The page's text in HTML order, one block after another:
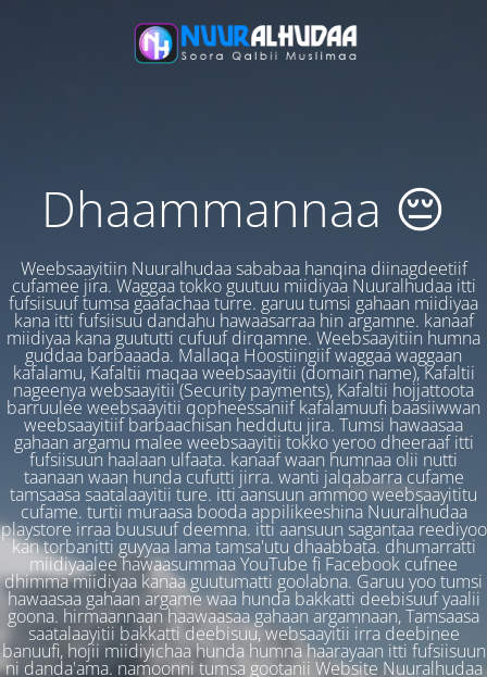
Dhaammannaa 😔
Weebsaayitiin Nuuralhudaa sababaa hanqina diinagdeetiif
cufamee jira. Waggaa tokko guutuu miidiyaa Nuuralhudaa itti
fufsiisuuf tumsa gaafachaa turre. garuu tumsi gahaan miidiyaa
kana itti fufsiisuu dandahu hawaasarraa hin argamne. kanaaf
miidiyaa kana guututti cufuuf dirqamne. Weebsaayitiin humna
guddaa barbaaada. Mallaqa Hoostiingiif waggaa waggaan
kafalamu, Kafaltii maqaa weebsaayitii (domain name), Kafaltii
nageenya websaayitii (Security payments), Kafaltii hojjattoota
barruulee weebsaayitii qopheessaniif kafalamuufi baasiiwwan
weebsaayitiif barbaachisan heddutu jira. Tumsi hawaasaa
gahaan argamu malee weebsaayitii tokko yeroo dheeraaf itti
fufsiisuun haalaan ulfaata. kanaaf waan humnaa olii nutti
taanaan waan hunda cufutti jirra. wanti jalqabarra cufame
tamsaasa saatalaayitii ture. itti aansuun ammoo weebsaayititu
cufame. turtii muraasa booda appilikeeshina Nuuralhudaa
playstore irraa buusuuf deemna. itti aansuun sagantaa reediyoo
kan torbanitti guyyaa lama tamsa'utu dhaabbata. dhumarratti
miidiyaalee hawaasummaa YouTube fi Facebook cufnee
dhimma miidiyaa kanaa guutumatti goolabna. Garuu yoo tumsi
hawaasaa gahaan argame waa hunda bakkatti deebisuuf yaalii
goona. hirmaannaan haawaasaa gahaan argamnaan, Tamsaasa
saatalaayitii bakkatti deebisuu, websaayitii irra deebinee
banuufi, hojii miidiyichaa hunda humna haarayaan itti fufsiisuun
ni danda'ama. namoonni tumsa gootanii Website Nuuralhudaa